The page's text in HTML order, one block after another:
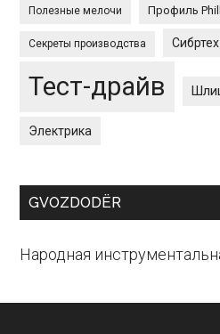
Полезные мелочи Профиль
Секреты производства Сибртех
Тест-драйв
Электрика
GVOZDODЁR
Народная